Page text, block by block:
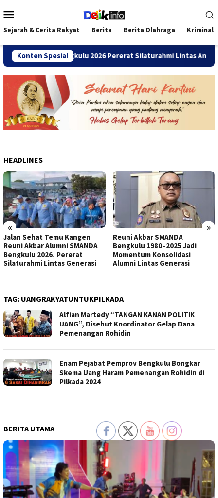
ke
kontenMobile
Sejarah & Cerita Rakyat Berita Berita Olahraga Kriminal
Konten Spesial
SMANDA Bengkulu 2026 Pererat Silaturahmi Lintas Angkatan
HEADLINES
« »
Jalan Sehat Temu Kangen
Reuni Akbar Alumni SMANDA
Bengkulu 2026, Pererat
Silaturahmi Lintas Generasi
Reuni Akbar SMANDA
Bengkulu 1980–2025 Jadi
Momentum Konsolidasi
Alumni Lintas Generasi
TAG: UANGRAKYATUNTUKPILKADA
Alfian Martedy “TANGAN KANAN POLITIK
UANG”, Disebut Koordinator Gelap Dana
Pemenangan Rohidin
Enam Pejabat Pemprov Bengkulu Bongkar
Skema Uang Haram Pemenangan Rohidin di
Pilkada 2024
BERITA UTAMA